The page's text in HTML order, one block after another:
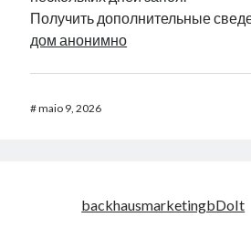
Получить дополнительные
дом анонимно
#maio 9, 2026
backhausmarketingbDoIt